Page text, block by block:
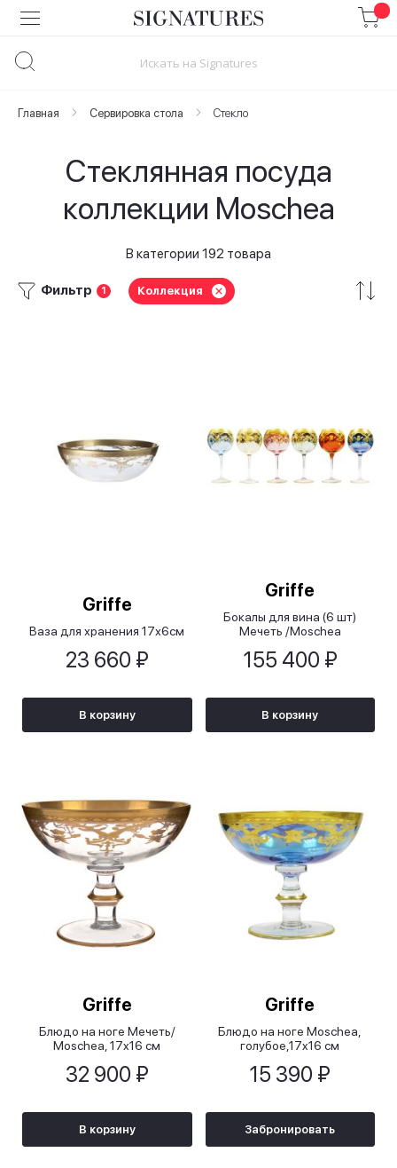
Skip
to
Главная Сервировка стола Стекло
Стеклянная посуда
коллекции Moschea
В категории 192 товара
Фильтр 1 Коллекция
Griffe
Ваза для хранения 17х6см
23 660 ₽
В корзину
Griffe
Бокалы для вина (6 шт)
Мечеть /Moschea
155 400 ₽
В корзину
Griffe
Блюдо на ноге Мечеть/
Moschea, 17x16 см
32 900 ₽
В корзину
Griffe
Блюдо на ноге Moschea,
голубое,17x16 см
15 390 ₽
Забронировать